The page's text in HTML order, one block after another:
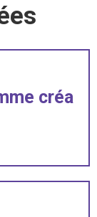
créa